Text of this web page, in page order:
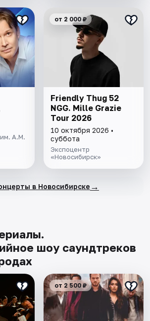
А.М.
от 2 000 ₽
Friendly Thug 52
NGG. Mille Grazie
Tour 2026
10 октября 2026 •
суббота
Экспоцентр
«Новосибирск»
в Новосибирске →
шоу саундтреков
от 2 500 ₽